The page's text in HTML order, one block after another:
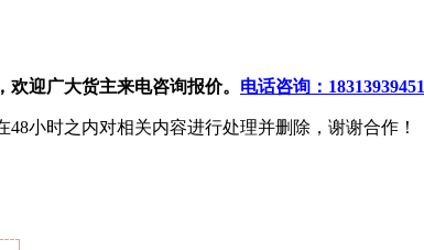
迎广大货主来电咨询报价。 电话咨询：18313939451
小时之内对相关内容进行处理并删除，谢谢合作！